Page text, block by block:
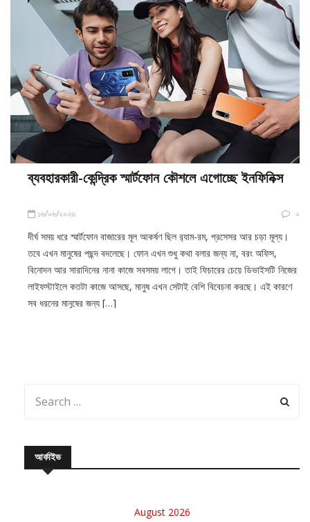
ব্যবহারকারী-কেন্দ্রিক স্মার্টফোন কৌশলে এগোচ্ছে ইনফিনিক্স
১৬/০৬/২০২৬ ০
দীর্ঘ সময় ধরে স্মার্টফোন বাজারের মূল আকর্ষণ ছিল র‍্যাম-রম, প্রসেসর আর চড়া মূল্য।
তবে এখন মানুষের পছন্দ বদলেছে। ফোন এখন শুধু কথা বলার জন্য না, বরং অফিস,
বিনোদন আর সারাদিনের নানা কাজে সবসময় লাগে। তাই ফিচারের চেয়ে ডিভাইসটি নিজের
লাইফস্টাইলে কতটা কাজে আসছে, মানুষ এখন সেটাই বেশি বিবেচনা করছে। এই কারণে
সব ধরনের মানুষের জন্য […]
আর্কাইভ
August 2026